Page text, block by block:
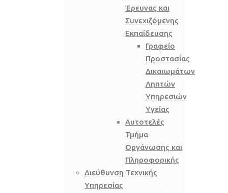
Έρευνας και
Συνεχιζόμενης
Εκπαίδευσης
Γραφείο
Προστασίας
Δικαιωμάτων
Ληπτών
Υπηρεσιών
Υγείας
Αυτοτελές
Τμήμα
Οργάνωσης και
Πληροφορικής
Διεύθυνση Τεχνικής
Υπηρεσίας